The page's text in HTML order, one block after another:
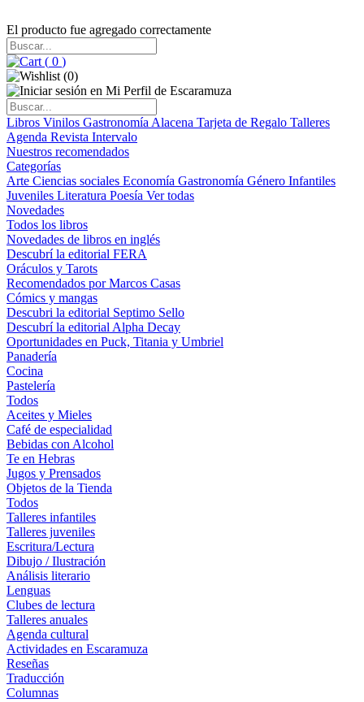
El producto fue agregado correctamente
( 0 )
(0)
Libros Vinilos Gastronomía Alacena Tarjeta de Regalo Talleres
Agenda Revista Intervalo
Nuestros recomendados
Categorías
Arte Ciencias sociales Economía Gastronomía Género Infantiles
Juveniles Literatura Poesía Ver todas
Novedades
Todos los libros
Novedades de libros en inglés
Descubrí la editorial FERA
Oráculos y Tarots
Recomendados por Marcos Casas
Cómics y mangas
Descubri la editorial Septimo Sello
Descubrí la editorial Alpha Decay
Oportunidades en Puck, Titania y Umbriel
Panadería
Cocina
Pastelería
Todos
Aceites y Mieles
Café de especialidad
Bebidas con Alcohol
Te en Hebras
Jugos y Prensados
Objetos de la Tienda
Todos
Talleres infantiles
Talleres juveniles
Escritura/Lectura
Dibujo / Ilustración
Análisis literario
Lenguas
Clubes de lectura
Talleres anuales
Agenda cultural
Actividades en Escaramuza
Reseñas
Traducción
Columnas